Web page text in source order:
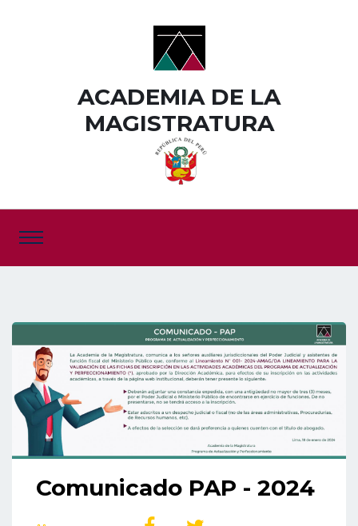
ACADEMIA DE LA
MAGISTRATURA
Comunicado PAP - 2024